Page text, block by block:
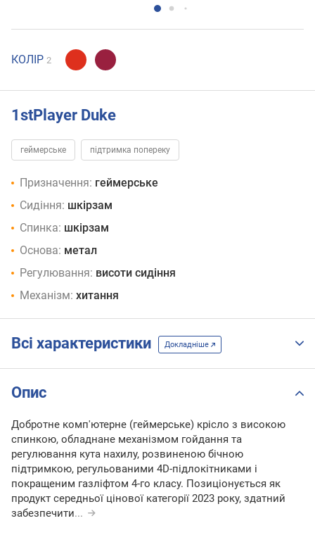
КОЛІР 2
1stPlayer Duke
геймерське підтримка попереку
Призначення: геймерське
Сидіння: шкірзам
Спинка: шкірзам
Основа: метал
Регулювання: висоти сидіння
Механізм: хитання
Всі характеристики Докладніше
Опис
Добротне комп'ютерне (геймерське) крісло з високою
спинкою, обладнане механізмом гойдання та
регулювання кута нахилу, розвиненою бічною
підтримкою, регульованими 4D-підлокітниками і
покращеним газліфтом 4-го класу. Позиціонується як
продукт середньої цінової категорії 2023 року, здатний
забезпечити...